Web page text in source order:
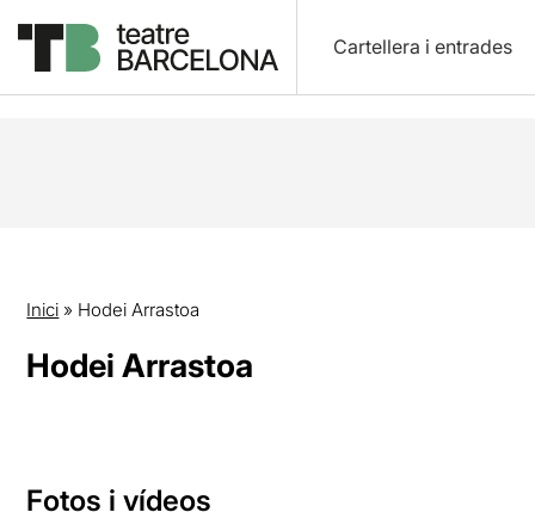
Cartellera i entrades
Inici » Hodei Arrastoa
Hodei Arrastoa
Fotos i vídeos